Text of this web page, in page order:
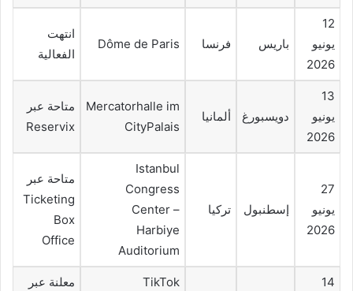
12
يونيو
2026
باريس فرنسا Dôme de Paris
انتهت
الفعالية
13
يونيو
2026
دويسبورغ ألمانيا
Mercatorhalle im
CityPalais
متاحة عبر
Reservix
27
يونيو
2026
إسطنبول تركيا
Istanbul
Congress
Center –
Harbiye
Auditorium
متاحة عبر
Ticketing
Box
Office
14
TikTok
معلنة عبر